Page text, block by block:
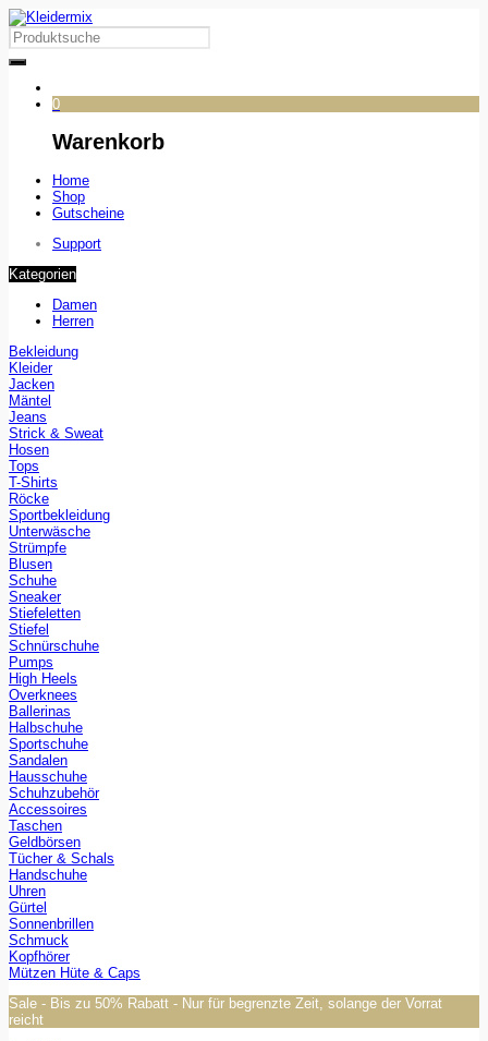
0
Warenkorb
Home
Shop
Gutscheine
Support
Kategorien
Damen
Herren
Bekleidung
Kleider
Jacken
Mäntel
Jeans
Strick & Sweat
Hosen
Tops
T-Shirts
Röcke
Sportbekleidung
Unterwäsche
Strümpfe
Blusen
Schuhe
Sneaker
Stiefeletten
Stiefel
Schnürschuhe
Pumps
High Heels
Overknees
Ballerinas
Halbschuhe
Sportschuhe
Sandalen
Hausschuhe
Schuhzubehör
Accessoires
Taschen
Geldbörsen
Tücher & Schals
Handschuhe
Uhren
Gürtel
Sonnenbrillen
Schmuck
Kopfhörer
Mützen Hüte & Caps
Sale - Bis zu 50% Rabatt - Nur für begrenzte Zeit, solange der Vorrat
reicht